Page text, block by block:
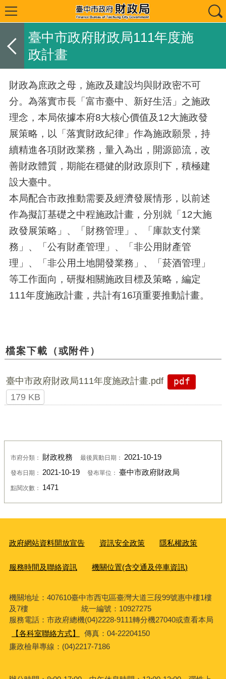
臺中市政府財政局111年度施
政計畫
財政為庶政之母，施政及建設均與財政密不可
分。為落實市長「富市臺中、新好生活」之施政
理念，本局依據本府8大核心價值及12大施政發
展策略，以「落實財政紀律」作為施政願景，持
續精進各項財政業務，量入為出，開源節流，改
善財政體質，期能在穩健的財政原則下，積極建
設大臺中。
本局配合市政推動需要及經濟發展情形，以前述
作為擬訂基礎之中程施政計畫，分別就「12大施
政發展策略」、「財務管理」、「庫款支付業
務」、「公有財產管理」、「非公用財產管
理」、「非公用土地開發業務」、「菸酒管理」
等工作面向，研擬相關施政目標及策略，編定
111年度施政計畫，共計有16項重要推動計畫。
檔案下載（或附件）
臺中市政府財政局111年度施政計畫.pdf
pdf
179 KB
市府分類： 財政稅務 最後異動日期： 2021-10-19
發布日期： 2021-10-19 發布單位： 臺中市政府財政局
點閱次數： 1471
政府網站資料開放宣告 資訊安全政策 隱私權政策
服務時間及聯絡資訊 機關位置(含交通及停車資訊)
機關地址：407610臺中市西屯區臺灣大道三段99號惠中樓1樓
及7樓 統一編號：10927275
服務電話：市政府總機(04)2228-9111轉分機27040或查看本局
【各科室聯絡方式】
傳真：04-22204150
廉政檢舉專線：(04)2217-7186